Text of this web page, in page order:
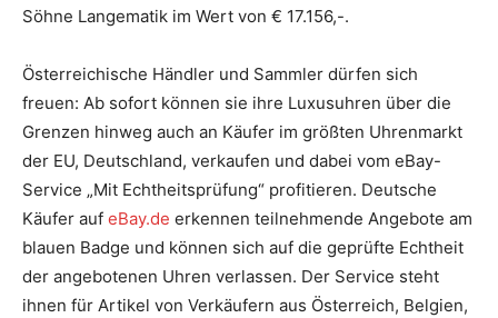
Söhne Langematik im Wert von € 17.156,-.
​Österreichische Händler und Sammler dürfen sich
freuen: Ab sofort können sie ihre Luxusuhren über die
Grenzen hinweg auch an Käufer im größten Uhrenmarkt
der EU, Deutschland, verkaufen und dabei vom eBay-
Service „Mit Echtheitsprüfung“ profitieren. Deutsche
Käufer auf eBay.de erkennen teilnehmende Angebote am
blauen Badge und können sich auf die geprüfte Echtheit
der angebotenen Uhren verlassen. Der Service steht
ihnen für Artikel von Verkäufern aus Österreich, Belgien,